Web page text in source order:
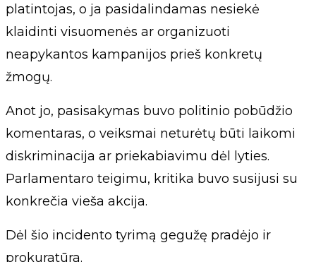
platintojas, o ja pasidalindamas nesiekė
klaidinti visuomenės ar organizuoti
neapykantos kampanijos prieš konkretų
žmogų.
Anot jo, pasisakymas buvo politinio pobūdžio
komentaras, o veiksmai neturėtų būti laikomi
diskriminacija ar priekabiavimu dėl lyties.
Parlamentaro teigimu, kritika buvo susijusi su
konkrečia vieša akcija.
Dėl šio incidento tyrimą gegužę pradėjo ir
prokuratūra.